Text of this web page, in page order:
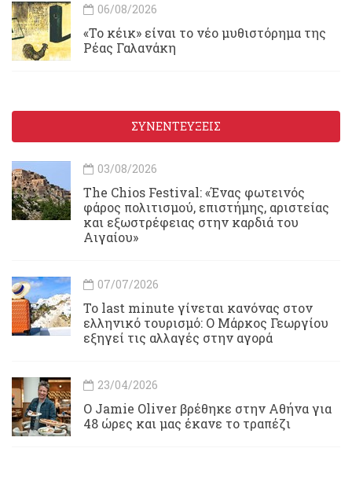
06/08/2026
«Το κέικ» είναι το νέο μυθιστόρημα της
Ρέας Γαλανάκη
ΣΥΝΕΝΤΕΥΞΕΙΣ
03/08/2026
Τhe Chios Festival: «Ένας φωτεινός
φάρος πολιτισμού, επιστήμης, αριστείας
και εξωστρέφειας στην καρδιά του
Αιγαίου»
07/07/2026
Το last minute γίνεται κανόνας στον
ελληνικό τουρισμό: Ο Μάρκος Γεωργίου
εξηγεί τις αλλαγές στην αγορά
23/04/2026
Ο Jamie Oliver βρέθηκε στην Αθήνα για
48 ώρες και μας έκανε το τραπέζι